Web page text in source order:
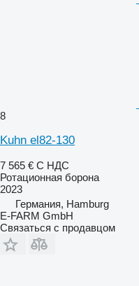
8
Kuhn el82-130
7 565 € С НДС
Ротационная борона
2023
Германия, Hamburg
E-FARM GmbH
Связаться с продавцом